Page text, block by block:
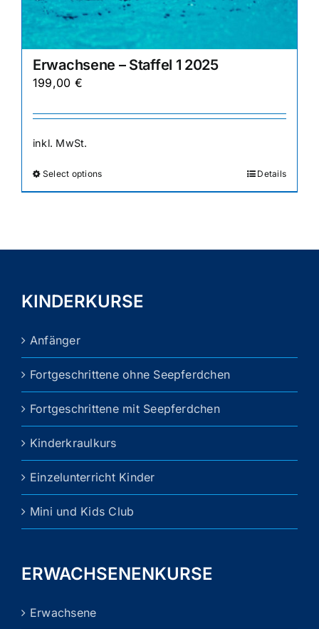
Erwachsene – Staffel 1 2025
199,00 €
inkl. MwSt.
Select optionsDieses
Produkt
Varianten
Die
Optionen
gewählt
werden
Details
KINDERKURSE
Anfänger
Fortgeschrittene ohne Seepferdchen
Fortgeschrittene mit Seepferdchen
Kinderkraulkurs
Einzelunterricht Kinder
Mini und Kids Club
ERWACHSENENKURSE
Erwachsene